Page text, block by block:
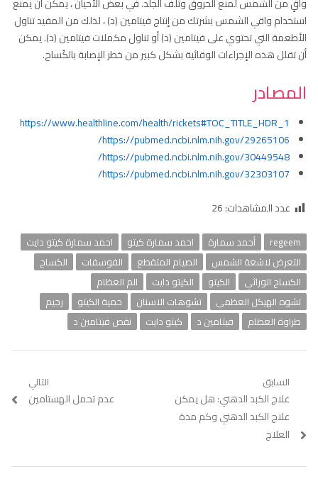
واقٍ من الشمس لمنع الحروق وتلف الجلد. في بعض الأحيان ، يمكن أن يمنع
استخدام واقي الشمس بشرتك من إنتاج فيتامين (د) ، لذلك من المفيد تناول
الأطعمة التي تحتوي على فيتامين (د) أو تناول مكملات فيتامين (د). يمكن
أن تقلل هذه الإجراءات الوقائية بشكل كبير من خطر الإصابة بالكُساح.
المصادر
https://www.healthline.com/health/rickets#TOC_TITLE_HDR_1
https://pubmed.ncbi.nlm.nih.gov/29265106/
https://pubmed.ncbi.nlm.nih.gov/30449548/
https://pubmed.ncbi.nlm.nih.gov/32303107/
عدد المشاهدات:26
regeem أحمد سمارة احمد سمارة كيتو
احمد سمارة كيتو دايت
التعرض لاشعة الشمس
الصيام المتقطع الفوسفات
الكساح
الكساح الوراثي
الكيتو الكيتو دايت
الم العظام
تشوه الهيكل العظمي
تشوهات الاسنان حمية الكيتو
رجيم
طراوة العظام
فيتامين د كيتو دايت نقص فيتامين د
تصفّح
المقالات
السابق
Previous
post:
علاج الكبد الدهني: هل يمكن
علاج الكبد الدهني وكم مدة
العلاج
التالي
Next
عدم تحمل الهستامين